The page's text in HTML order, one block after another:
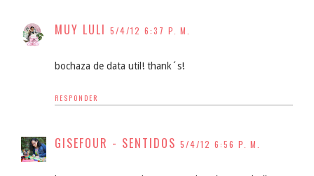
MUY LULI 5/4/12 6:37 P. M.
bochaza de data util! thank´s!
RESPONDER
GISEFOUR - SENTIDOS 5/4/12 6:56 P. M.